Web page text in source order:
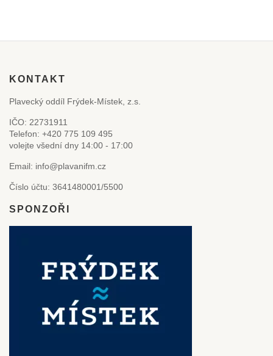
KONTAKT
Plavecký oddíl Frýdek-Místek, z.s.
IČO: 22731911
Telefon: +420 775 109 495
volejte všední dny 14:00 - 17:00
Email: info@plavanifm.cz
Číslo účtu: 3641480001/5500
SPONZOŘI